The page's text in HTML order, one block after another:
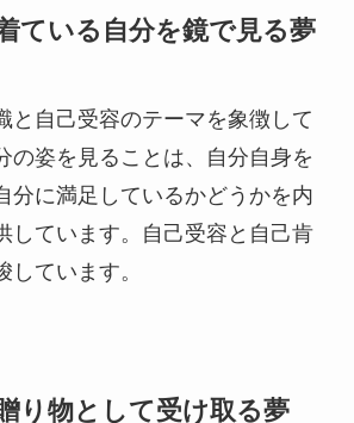
ている自分を鏡で見る夢
と自己受容のテーマを象徴して
の姿を見ることは、自分自身を
分に満足しているかどうかを内
ています。
自己受容と自己肯
しています。
り物として受け取る夢